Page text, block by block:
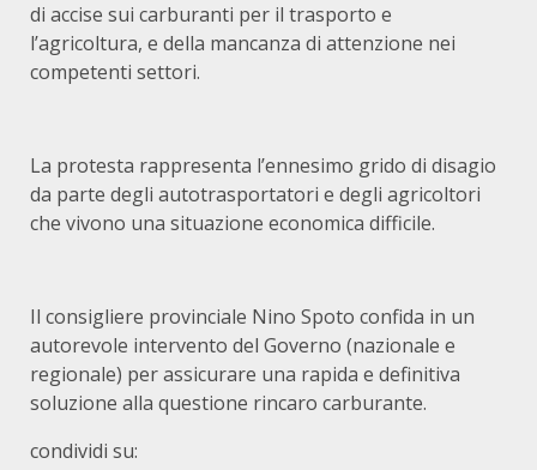
di accise sui carburanti per il trasporto e
l’agricoltura, e della mancanza di attenzione nei
competenti settori.
La protesta rappresenta l’ennesimo grido di disagio
da parte degli autotrasportatori e degli agricoltori
che vivono una situazione economica difficile.
Il consigliere provinciale Nino Spoto confida in un
autorevole intervento del Governo (nazionale e
regionale) per assicurare una rapida e definitiva
soluzione alla questione rincaro carburante.
condividi su: